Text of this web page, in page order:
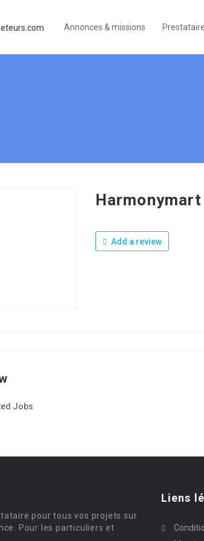
Annonces & missions
Harmonymart
Add a review
Jobs
pour tous vos projets sur
Pour les particuliers et
Liens